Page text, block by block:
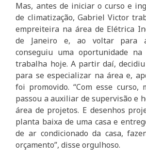
Mas, antes de iniciar o curso e
de climatização, Gabriel Victor
empreiteira na área de Elétrica
de Janeiro e, ao voltar para
conseguiu uma oportunidade na
trabalha hoje. A partir daí,
para se especializar na área e,
foi promovido. “Com esse curso,
passou a auxiliar de supervisão e
área de projetos. E desenhos
planta baixa de uma casa e
de ar condicionado da casa,
orçamento”, disse orgulhoso.